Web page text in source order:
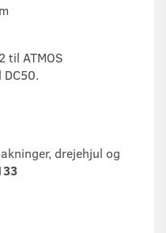
til ATMOS
drejehjul og